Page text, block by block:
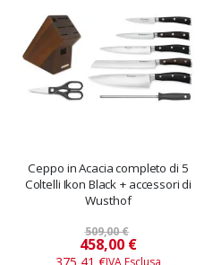
Ceppo in Acacia completo di 5
Coltelli Ikon Black + accessori di
Wusthof
509,00 €
Prezzo
speciale
458,00 €